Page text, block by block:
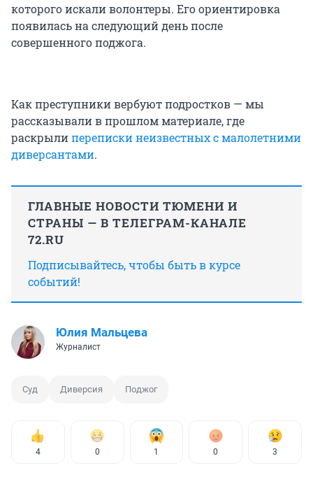
которого искали волонтеры. Его ориентировка
появилась на следующий день после
совершенного поджога.
Как преступники вербуют подростков — мы
рассказывали в прошлом материале, где
раскрылипереписки неизвестных с малолетними
диверсантами.
ГЛАВНЫЕ НОВОСТИ ТЮМЕНИ И
СТРАНЫ — В ТЕЛЕГРАМ-КАНАЛЕ
72.RU
Подписывайтесь, чтобы быть в курсе
событий!
Юлия Мальцева
Журналист
Суд Диверсия Поджог
4 0 1 0 3